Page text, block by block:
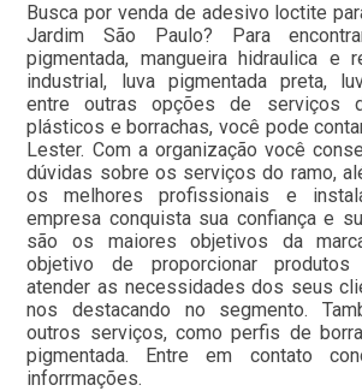
Busca por venda de adesivo loctite
Jardim São Paulo? Para
pigmentada, mangueira hidraulica e
industrial, luva pigmentada preta,
entre outras opções de serviços
plásticos e borrachas, você pode
Lester. Com a organização você
dúvidas sobre os serviços do ramo,
os melhores profissionais e
empresa conquista sua confiança e
são os maiores objetivos da
objetivo de proporcionar
atender as necessidades dos seus
nos destacando no segmento.
outros serviços, como perfis de
pigmentada. Entre em contato
inforrmações.